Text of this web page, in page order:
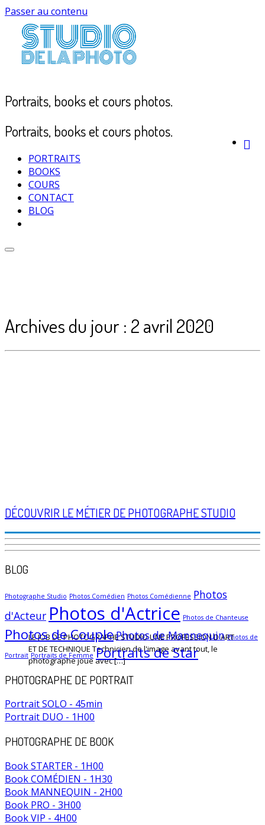
Passer au contenu
Portraits, books et cours photos.
Portraits, books et cours photos.
PORTRAITS
BOOKS
COURS
CONTACT
BLOG
Archives du jour : 2 avril 2020
LE JOB DE PHOTOGRAPHE STUDIO UNE PROFESSION D'ART
ET DE TECHNIQUE Technicien de l'image avant tout, le
photographe joue avec […]
DÉCOUVRIR LE MÉTIER DE PHOTOGRAPHE STUDIO
BLOG
Photographe Studio Photos Comédien Photos Comédienne Photos
d'Acteur Photos d'Actrice Photos de Chanteuse
Photos de CouplePhotos de Mannequin Photos de
Portrait Portraits de Femme Portraits de Star
PHOTOGRAPHE DE PORTRAIT
Portrait SOLO - 45min
Portrait DUO - 1H00
PHOTOGRAPHE DE BOOK
Book STARTER - 1H00
Book COMÉDIEN - 1H30
Book MANNEQUIN - 2H00
Book PRO - 3H00
Book VIP - 4H00